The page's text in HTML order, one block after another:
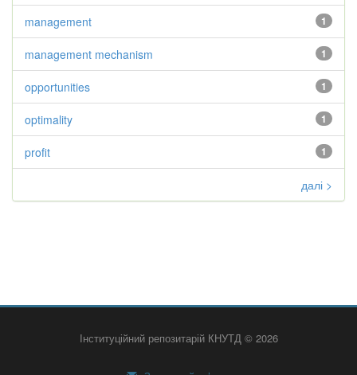
1
management
1
management mechanism
1
opportunities
1
optimality
1
profit
далі >
Інституційний репозитарій КНУТД © 2026